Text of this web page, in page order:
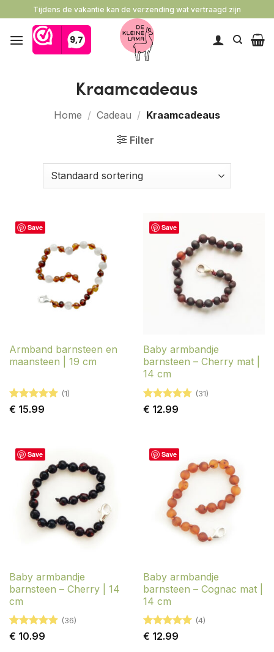
naar
inhoud
Tijdens de vakantie kan de verzending wat vertraagd zijn
Kraamcadeaus
Home / Cadeau / Kraamcadeaus
Filter
Save
Armband barnsteen en
maansteen | 19 cm
Gewaardeerd
(1)
€ 15.99
Save
Baby armbandje
barnsteen – Cherry mat |
14 cm
Gewaardeerd
(31)
€ 12.99
Save
Baby armbandje
barnsteen – Cherry | 14
cm
Gewaardeerd
(36)
€ 10.99
Save
Baby armbandje
barnsteen – Cognac mat |
14 cm
Gewaardeerd
(4)
€ 12.99